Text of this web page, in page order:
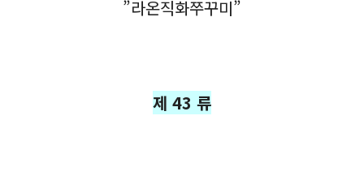
”라온직화쭈꾸미”
제 43 류